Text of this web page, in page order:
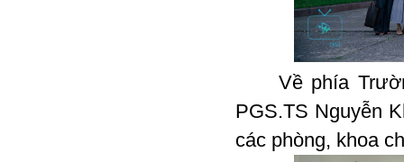
Về phía
PGS.TS Nguyễn
các phòng, khoa